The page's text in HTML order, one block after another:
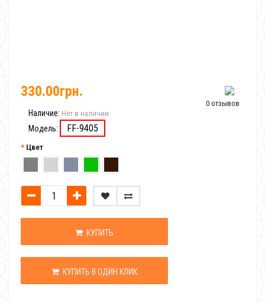
0 отзывов
330.00грн.
Наличие: Нет в наличии
Модель: FF-9405
Цвет
КУПИТЬ
КУПИТЬ В ОДИН КЛИК